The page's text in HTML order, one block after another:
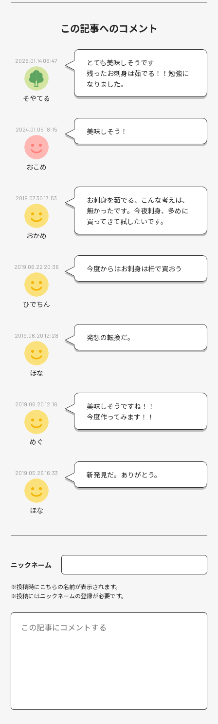
この記事へのコメント
2026.01.14 06:47
そやてる
とても美味しそうです
残ったお刺身は茹でる！！勉強に
なりました。
2024.01.05 18:15
おこめ
美味しそう！
2019.07.30 17:53
おかめ
お刺身を茹でる、こんな考えは、
無かったです。今夜刺身、多めに
買ってきて試したいです。
2019.06.22 20:36
ひでちん
今度からはお刺身は柵で買おう
2019.06.20 12:28
ほな
発想の転換だ。
2019.06.20 12:16
めぐ
美味しそうですね！！
今度作ってみます！！
2019.05.26 16:33
ほな
新発見だ。ありがとう。
ニックネーム
※投稿時にこちらの名前が表示されます。
※投稿にはニックネームの登録が必要です。